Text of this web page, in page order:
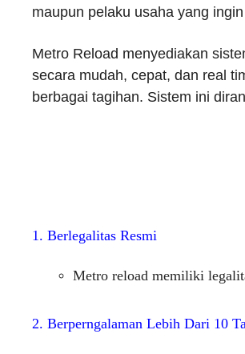
maupun pelaku usaha yang
Metro Reload menyediakan
secara mudah, cepat, dan real
berbagai tagihan. Sistem ini
1. Berlegalitas Resmi
Metro reload memiliki
2. Berperngalaman Lebih Dari 10